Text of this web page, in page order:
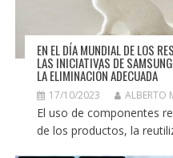
EN EL DÍA MUNDIAL DE LOS
LAS INICIATIVAS DE
LA ELIMINACIÓN ADECUADA
17/10/2023 ALBERTO
El uso de componentes
de los productos, la